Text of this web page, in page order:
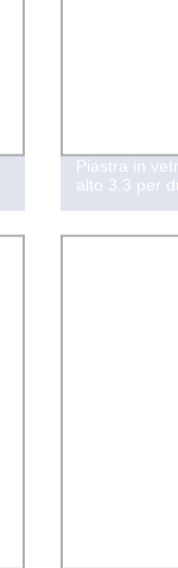
Piastra in
alto 3.3 per